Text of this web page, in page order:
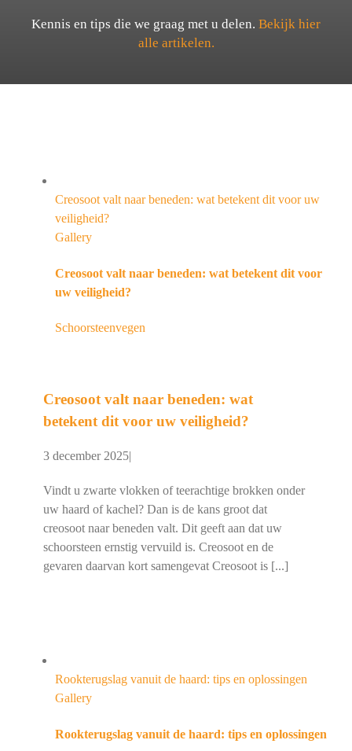
Kennis en tips die we graag met u delen. Bekijk hier
alle artikelen.
Creosoot valt naar beneden: wat betekent dit voor uw
veiligheid?
Gallery
Creosoot valt naar beneden: wat betekent dit voor
uw veiligheid?
Schoorsteenvegen
Creosoot valt naar beneden: wat
betekent dit voor uw veiligheid?
3 december 2025|
Vindt u zwarte vlokken of teerachtige brokken onder
uw haard of kachel? Dan is de kans groot dat
creosoot naar beneden valt. Dit geeft aan dat uw
schoorsteen ernstig vervuild is. Creosoot en de
gevaren daarvan kort samengevat Creosoot is [...]
Rookterugslag vanuit de haard: tips en oplossingen
Gallery
Rookterugslag vanuit de haard: tips en oplossingen